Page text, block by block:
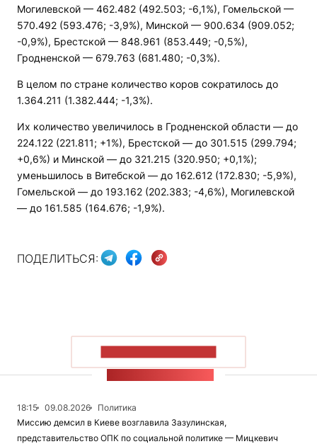
Могилевской — 462.482 (492.503; -6,1%), Гомельской —
570.492 (593.476; -3,9%), Минской — 900.634 (909.052;
-0,9%), Брестской — 848.961 (853.449; -0,5%),
Гродненской — 679.763 (681.480; -0,3%).
В целом по стране количество коров сократилось до
1.364.211 (1.382.444; -1,3%).
Их количество увеличилось в Гродненской области — до
224.122 (221.811; +1%), Брестской — до 301.515 (299.794;
+0,6%) и Минской — до 321.215 (320.950; +0,1%);
уменьшилось в Витебской — до 162.612 (172.830; -5,9%),
Гомельской — до 193.162 (202.383; -4,6%), Могилевской
— до 161.585 (164.676; -1,9%).
ПОДЕЛИТЬСЯ:
18:15 09.08.2026
Политика
Миссию демсил в Киеве возглавила Зазулинская,
представительство ОПК по социальной политике — Мицкевич